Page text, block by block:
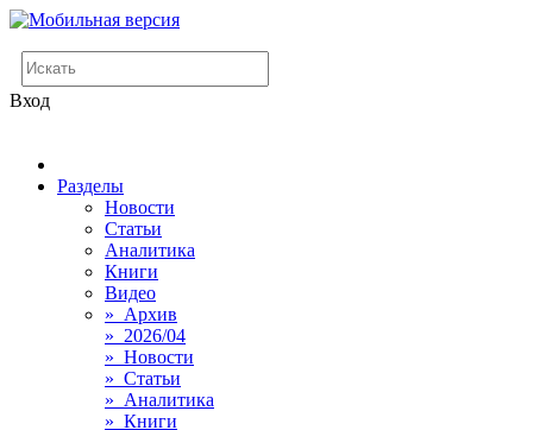
Вход
Разделы
Новости
Статьи
Аналитика
Книги
Видео
» Архив
» 2026/04
» Новости
» Статьи
» Аналитика
» Книги